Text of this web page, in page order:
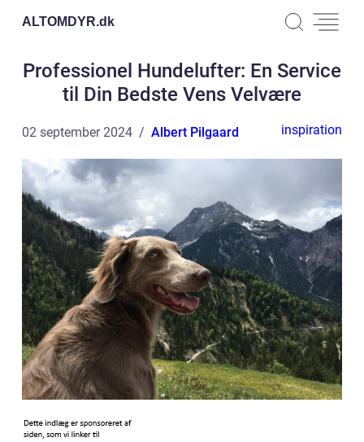
ALTOMDYR.dk
Professionel Hundelufter: En Service
til Din Bedste Vens Velvære
02 september 2024 Albert Pilgaard inspiration